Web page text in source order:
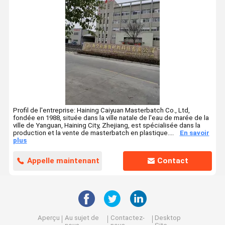
Profil de l'entreprise: Haining Caiyuan Masterbatch Co., Ltd,
fondée en 1988, située dans la ville natale de l'eau de marée de la
ville de Yanguan, Haining City, Zhejiang, est spécialisée dans la
production et la vente de masterbatch en plastique....
En savoir
plus
Appelle maintenant Contact
Aperçu
Au sujet de
Contactez-
Desktop